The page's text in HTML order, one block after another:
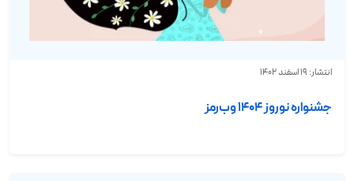
انتشار: 19 اسفند 1402
جشنواره نوروز ۱۴۰4 وب‌رمز